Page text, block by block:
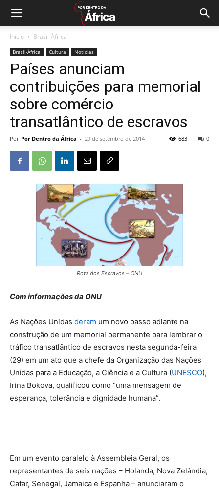
Início Brasil-África
Brasil-África Cultura Notícias
Países anunciam
contribuições para memorial
sobre comércio
transatlântico de escravos
Por Por Dentro da África - 29 de setembro de 2014 0
683
Rota dos Escravos – ONU
Com informações da ONU
As Nações Unidas deram um novo passo adiante na
construção de um memorial permanente para lembrar o
tráfico transatlântico de escravos nesta segunda-feira
(29) em um ato que a chefe da Organização das Nações
Unidas para a Educação, a Ciência e a Cultura (UNESCO),
Irina Bokova, qualificou como “uma mensagem de
esperança, tolerância e dignidade humana”.
Em um evento paralelo à Assembleia Geral, os
representantes de seis nações – Holanda, Nova Zelândia,
Catar, Senegal, Jamaica e Espanha – anunciaram o